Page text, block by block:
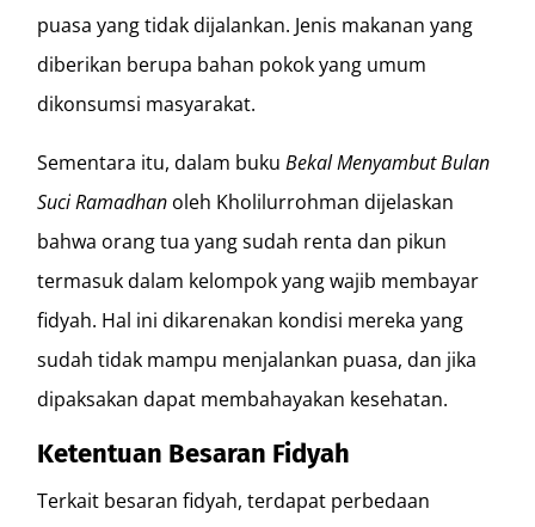
puasa yang tidak dijalankan. Jenis makanan yang
diberikan berupa bahan pokok yang umum
dikonsumsi masyarakat.
Sementara itu, dalam bukuBekal Menyambut Bulan
Suci Ramadhan oleh Kholilurrohman dijelaskan
bahwa orang tua yang sudah renta dan pikun
termasuk dalam kelompok yang wajib membayar
fidyah. Hal ini dikarenakan kondisi mereka yang
sudah tidak mampu menjalankan puasa, dan jika
dipaksakan dapat membahayakan kesehatan.
Ketentuan Besaran Fidyah
Terkait besaran fidyah, terdapat perbedaan